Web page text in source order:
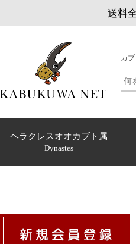
送料
カ
ヘラクレスオオカブト属
Dynastes